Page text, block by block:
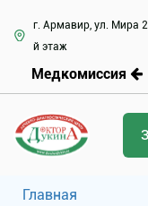
г. Армавир, ул. Мира
й этаж
Медкомиссия
Главная